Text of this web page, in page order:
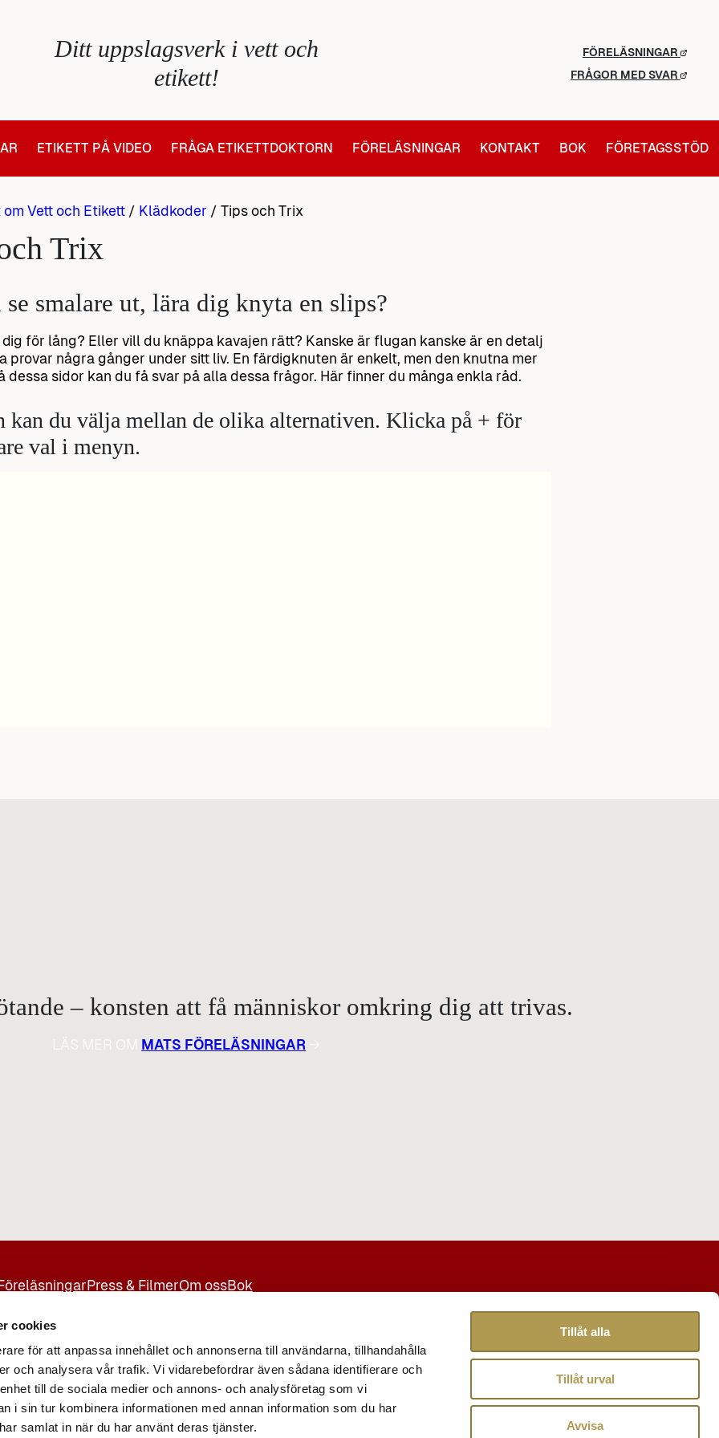
cookies
för att anpassa innehållet och annonserna till användarna, tillhandahålla
och analysera vår trafik. Vi vidarebefordrar även sådana identifierare och
till de sociala medier och annons- och analysföretag som vi
i sin tur kombinera informationen med annan information som du har
samlat in när du har använt deras tjänster.
Tillåt alla
Tillåt urval
Avvisa
Ditt uppslagsverk i vett och
etikett!
FÖRELÄSNINGAR
FRÅGOR MED SVAR
ETIKETT PÅ VIDEO FRÅGA ETIKETTDOKTORN FÖRELÄSNINGAR KONTAKT BOK FÖRETAGSSTÖD
Vett och Etikett / Klädkoder / Tips och Trix
Trix
smalare ut, lära dig knyta en slips?
dig för lång? Eller vill du knäppa kavajen rätt? Kanske är flugan kanske är en detalj
provar några gånger under sitt liv. En färdigknuten är enkelt, men den knutna mer
dessa sidor kan du få svar på alla dessa frågor. Här finner du många enkla råd.
kan du välja mellan de olika alternativen. Klicka på + för
val i menyn.
– konsten att få människor omkring dig att trivas.
MATS FÖRELÄSNINGAR
Press & FilmerOm ossBok